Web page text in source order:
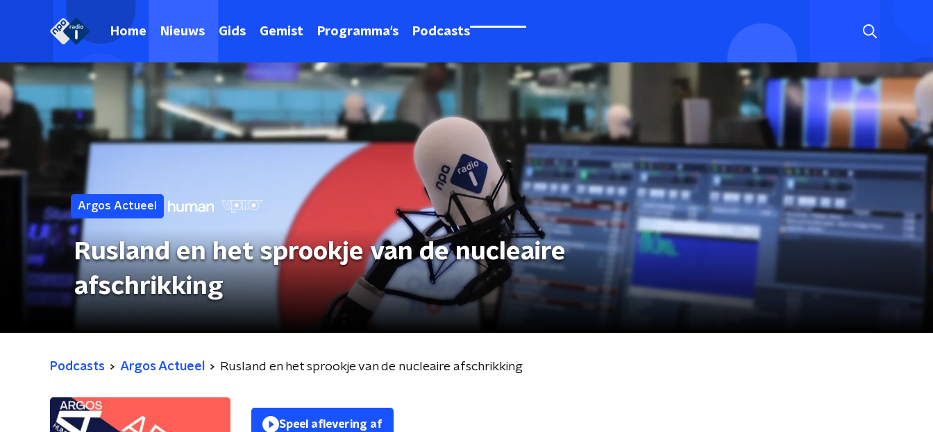
Home Nieuws Gids Gemist Programma's Podcasts
Argos Actueel
Rusland en het sprookje van de nucleaire
afschrikking
Podcasts Argos Actueel Rusland en het sprookje van de nucleaire afschrikking
Speel aflevering af